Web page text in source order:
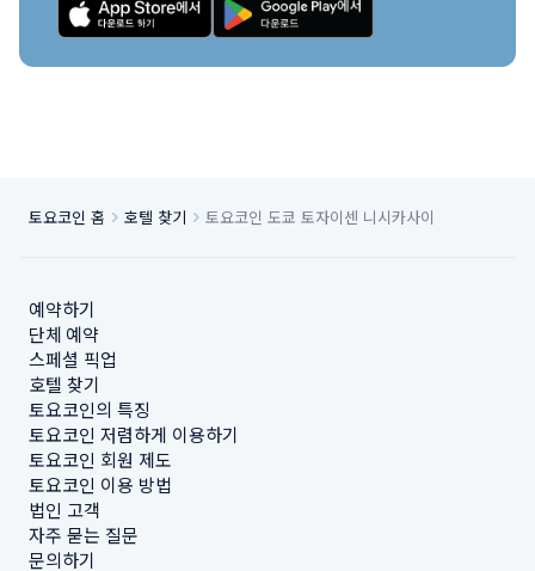
토요코인 홈 호텔 찾기 토요코인 도쿄 토자이센 니시카사이
예약하기
단체 예약
스페셜 픽업
호텔 찾기
토요코인의 특징
토요코인 저렴하게 이용하기
토요코인 회원 제도
토요코인 이용 방법
법인 고객
자주 묻는 질문
문의하기